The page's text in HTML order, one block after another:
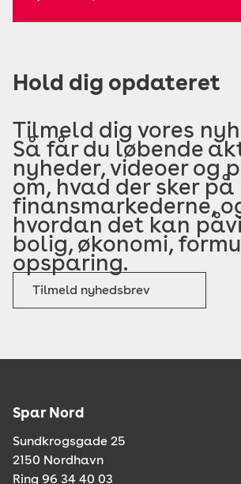
Hold dig opdateret
Tilmeld dig vores
Så får du løbende
nyheder, videoer og
om, hvad der sker
finansmarkederne,
hvordan det kan
bolig, økonomi,
opsparing.
Tilmeld nyhedsbrev
Spar Nord
Sundkrogsgade 25
2150 Nordhavn
Ring 96 34 40 03